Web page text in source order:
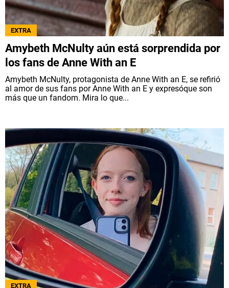
EXTRA
Amybeth McNulty aún está sorprendida por
los fans de Anne With an E
Amybeth McNulty, protagonista de Anne With an E, se refirió
al amor de sus fans por Anne With an E y expresóque son
más que un fandom. Mira lo que...
EXTRA